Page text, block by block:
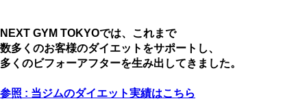
NEXT GYM TOKYOでは、これまで
数多くのお客様のダイエットをサポートし、
多くのビフォーアフターを生み出してきました。
参照 : 当ジムのダイエット実績はこちら